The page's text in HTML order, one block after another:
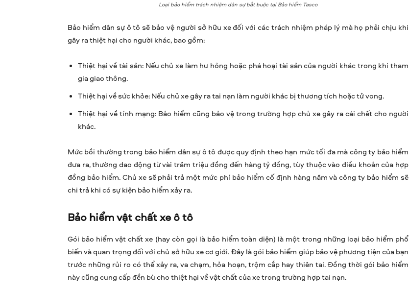
Loại bảo hiểm trách nhiệm dân sự bắt buộc tại Bảo hiểm Tasco
Bảo hiểm dân sự ô tô sẽ bảo vệ người sở hữu xe đối với các trách nhiệm pháp lý mà họ phải chịu khi
gây ra thiệt hại cho người khác, bao gồm:
Thiệt hại về tài sản: Nếu chủ xe làm hư hỏng hoặc phá hoại tài sản của người khác trong khi tham
gia giao thông.
Thiệt hại về sức khỏe: Nếu chủ xe gây ra tai nạn làm người khác bị thương tích hoặc tử vong.
Thiệt hại về tính mạng: Bảo hiểm cũng bảo vệ trong trường hợp chủ xe gây ra cái chết cho người
khác.
Mức bồi thường trong bảo hiểm dân sự ô tô được quy định theo hạn mức tối đa mà công ty bảo hiểm
đưa ra, thường dao động từ vài trăm triệu đồng đến hàng tỷ đồng, tùy thuộc vào điều khoản của hợp
đồng bảo hiểm. Chủ xe sẽ phải trả một mức phí bảo hiểm cố định hàng năm và công ty bảo hiểm sẽ
chi trả khi có sự kiện bảo hiểm xảy ra.
Bảo hiểm vật chất xe ô tô
Gói bảo hiểm vật chất xe (hay còn gọi là bảo hiểm toàn diện) là một trong những loại bảo hiểm phổ
biến và quan trọng đối với chủ sở hữu xe cơ giới. Đây là gói bảo hiểm giúp bảo vệ phương tiện của bạn
trước những rủi ro có thể xảy ra, va chạm, hỏa hoạn, trộm cắp hay thiên tai. Đồng thời gói bảo hiểm
này cũng cung cấp đền bù cho thiệt hại về vật chất của xe trong trường hợp tai nạn.